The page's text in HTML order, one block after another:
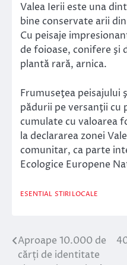
Valea Ierii este una
bine conservate arii
Cu peisaje
de foioase, conifere şi
plantă rară, arnica.
Frumuseţea
pădurii pe versanţii cu
cumulate cu valoarea
la declararea zonei
comunitar, ca parte
Ecologice Europene
ESENTIAL STIRI LOCALE
Navigare
Aproape 10.000 de
cărți de identitate